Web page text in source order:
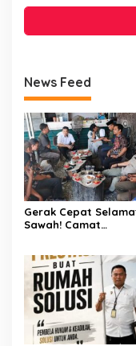
News Feed
Gerak Cepat
Sawah! Camat
Debit Air Irigasi
Sawitto Menulis